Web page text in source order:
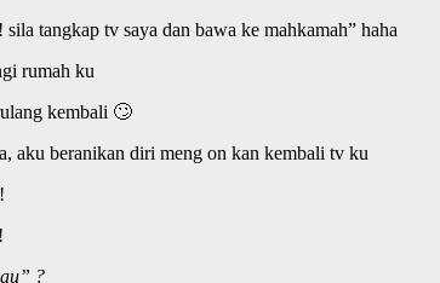
tangkap tv saya dan bawa ke mahkamah” haha
rumah ku
kembali 🙄
aku beranikan diri meng on kan kembali tv ku
?